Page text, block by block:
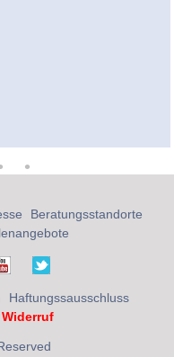
Beratungsstandorte
Haftungssausschluss
Widerruf